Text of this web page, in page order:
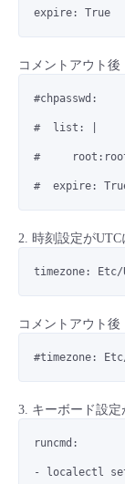
expire: True
コメントアウト後
#chpasswd:
#  list: |
#
#  expire:
2. 時刻設定が
timezone: Etc/
コメントアウト後
#timezone: Etc/
3. キーボード設
runcmd:
- localectl